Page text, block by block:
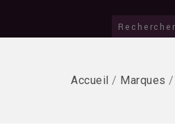
Accueil / Marques /